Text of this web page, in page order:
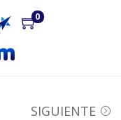
0
SIGUIENTE